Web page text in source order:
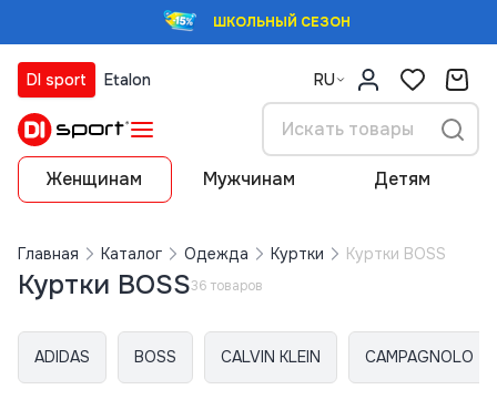
ШКОЛЬНЫЙ СЕЗОН
DI sport Etalon RU
Женщинам Мужчинам Детям
Главная Каталог Одежда Куртки Куртки BOSS
Куртки BOSS36 товаров
ADIDAS BOSS CALVIN KLEIN CAMPAGNOLO